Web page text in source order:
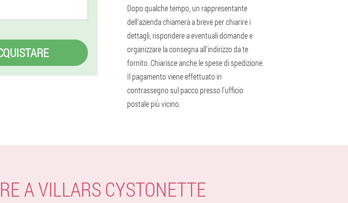
Dopo qualche tempo, un rappresentante
dell'azienda chiamerà a breve per chiarire i
dettagli, rispondere a eventuali domande e
organizzare la consegna all'indirizzo da te
fornito. Chiarisce anche le spese di spedizione.
Il pagamento viene effettuato in
contrassegno sul pacco presso l'ufficio
postale più vicino.
A VILLARS CYSTONETTE